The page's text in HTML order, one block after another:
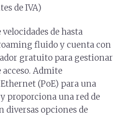
de IVA)
de hasta
fluido y cuenta con
gratuito para gestionar
Admite
(PoE) para una
proporciona una red de
diversas opciones de